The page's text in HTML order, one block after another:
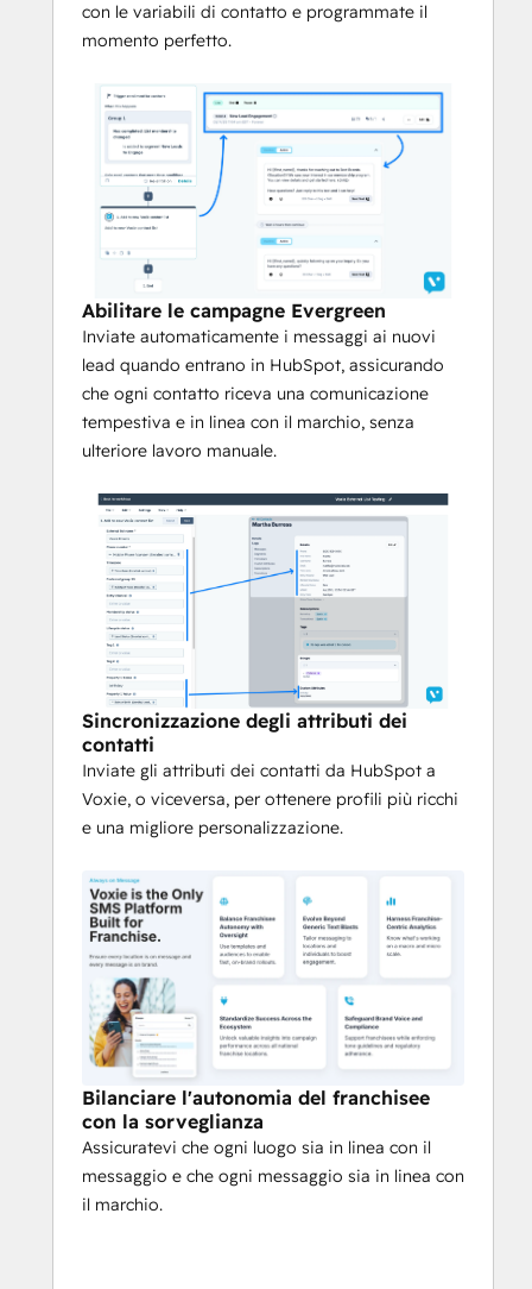
Sincronizzazione degli attributi dei
Inviate gli attributi dei contatti da
HubSpot a Voxie, o viceversa, per
ottenere profili più ricchi e una migliore
personalizzazione.
Voxie è l'unica piattaforma SMS
costruita per i franchising.
Assicuratevi che ogni sede sia in linea
con il messaggio e che ogni messaggio
sia in linea con il marchio.
Bilanciare l'autonomia e la
supervisione del franchisee
consentire un lancio rapido e in linea con
il marchio.
Andare oltre i messaggi generici
Adattate i messaggi alle sedi e alle
persone per aumentare il
coinvolgimento.
Sfruttare le analisi incentrate sul
franchising
Sapere cosa funziona su scala macro e
micro.
Standardizzare il successo in
Ottenete informazioni preziose sulle
prestazioni delle campagne in tutte le
sedi nazionali del franchising.
Salvaguardia della voce e della
conformità del marchio
Sostenere gli affiliati facendo rispettare
le linee guida sul tono e l'aderenza alle
normative.
con le variabili di contatto e programmate il
momento perfetto.
Abilitare le campagne Evergreen
Inviate automaticamente i messaggi ai nuovi
lead quando entrano in HubSpot, assicurando
che ogni contatto riceva una comunicazione
tempestiva e in linea con il marchio, senza
ulteriore lavoro manuale.
Sincronizzazione degli attributi dei
contatti
Inviate gli attributi dei contatti da HubSpot a
Voxie, o viceversa, per ottenere profili più ricchi
e una migliore personalizzazione.
Bilanciare l'autonomia del franchisee
con la sorveglianza
Assicuratevi che ogni luogo sia in linea con il
messaggio e che ogni messaggio sia in linea con
il marchio.